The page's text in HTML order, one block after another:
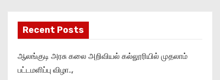
Recent Posts
ஆலங்குடி அரசு கலை அறிவியல் கல்லூரியில் முதலாம்
பட்டமளிப்பு விழா..,